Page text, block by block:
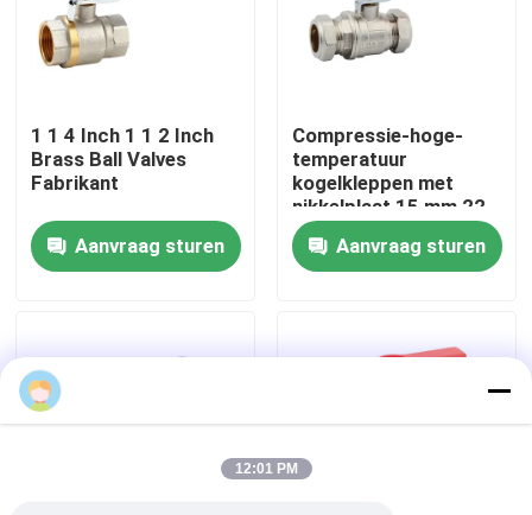
Over ons
Fabrieksreis
Contacteer ons
Vraag een offerte aan
Bibcockklep
1 1 4 Inch 1 1 2 Inch
Brass Ball Valves
Fabrikant
Aanvraag sturen
Compressie-hoge-
temperatuur
kogelkleppen met
nikkelplaat 15 mm 22
mm 28 mm
Aanvraag sturen
12:01 PM